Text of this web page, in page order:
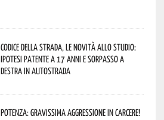
Codice della strada, le novità allo studio:
ipotesi patente a 17 anni e sorpasso a
destra in autostrada
Potenza: gravissima aggressione in Carcere!